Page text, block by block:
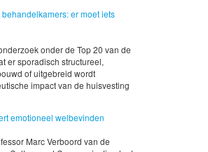
er moet iets
onder de Top 20 van de
er sporadisch structureel,
of uitgebreid wordt
impact van de huisvesting
emotioneel welbevinden
Marc Verboord van de